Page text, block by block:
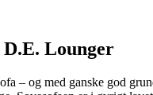
D.E. Lounger
– og med ganske god